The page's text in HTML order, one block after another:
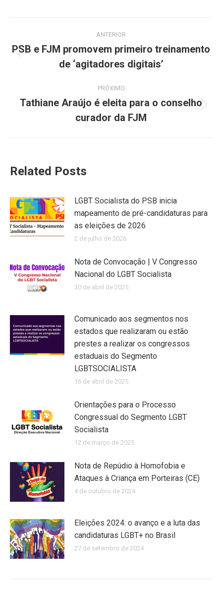
de
ANTERIOR
Post
anterior:
PSB e FJM promovem primeiro treinamento
de ‘agitadores digitais’
PRÓXIMO
Próximo
post:
Tathiane Araújo é eleita para o conselho
curador da FJM
Related Posts
LGBT Socialista do PSB inicia
mapeamento de pré-candidaturas para
as eleições de 2026
2 de julho de 2026
Nota de Convocação | V Congresso
Nacional do LGBT Socialista
30 de abril de 2025
Comunicado aos segmentos nos
estados que realizaram ou estão
prestes a realizar os congressos
estaduais do Segmento
LGBTSOCIALISTA
16 de abril de 2025
Orientações para o Processo
Congressual do Segmento LGBT
Socialista
12 de março de 2025
Nota de Repúdio à Homofobia e
Ataques à Criança em Porteiras (CE)
4 de outubro de 2024
Eleições 2024: o avanço e a luta das
candidaturas LGBT+ no Brasil
27 de setembro de 2024